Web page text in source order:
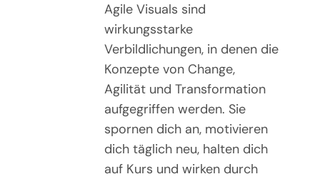
Agile Visuals sind
wirkungsstarke
Verbildlichungen, in denen die
Konzepte von Change,
Agilität und Transformation
aufgegriffen werden. Sie
spornen dich an, motivieren
dich täglich neu, halten dich
auf Kurs und wirken durch